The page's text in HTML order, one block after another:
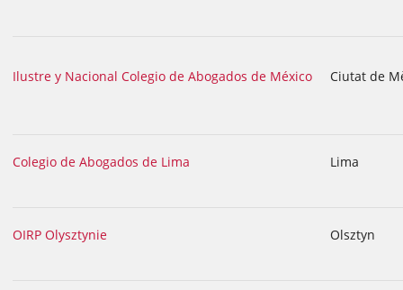
Ilustre y Nacional Colegio de Abogados de México Ciutat de
Colegio de Abogados de Lima Lima
OIRP Olysztynie Olsztyn